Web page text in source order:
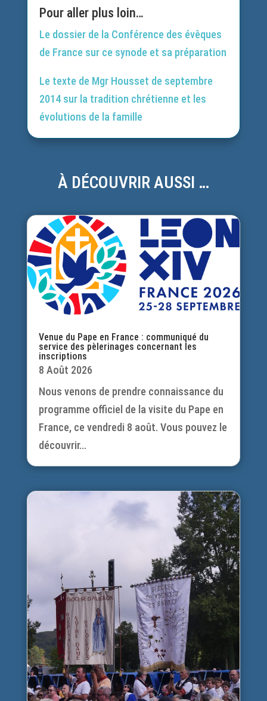
Pour aller plus loin…
Le dossier de la Conférence des évêques
de France sur ce synode et sa préparation
Le texte de Mgr Housset de septembre
2014 sur la tradition chrétienne et les
évolutions de la famille
À DÉCOUVRIR AUSSI …
Venue du Pape en France : communiqué du
service des pèlerinages concernant les
inscriptions
8 Août 2026
Nous venons de prendre connaissance du
programme officiel de la visite du Pape en
France, ce vendredi 8 août. Vous pouvez le
découvrir...